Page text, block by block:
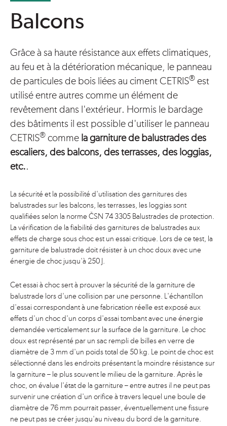
Balcons
Grâce à sa haute résistance aux effets climatiques,
au feu et à la détérioration mécanique, le panneau
de particules de bois liées au ciment CETRIS® est
utilisé entre autres comme un élément de
revêtement dans l'extérieur. Hormis le bardage
des bâtiments il est possible d'utiliser le panneau
CETRIS® comme la garniture de balustrades des
escaliers, des balcons, des terrasses, des loggias,
etc..
La sécurité et la possibilité d'utilisation des garnitures des
balustrades sur les balcons, les terrasses, les loggias sont
qualifiées selon la norme ČSN 74 3305 Balustrades de protection.
La vérification de la fiabilité des garnitures de balustrades aux
effets de charge sous choc est un essai critique. Lors de ce test, la
garniture de balustrade doit résister à un choc doux avec une
énergie de choc jusqu'à 250 J.
Cet essai à choc sert à prouver la sécurité de la garniture de
balustrade lors d'une collision par une personne. L'échantillon
d'essai correspondant à une fabrication réelle est exposé aux
effets d'un choc d'un corps d'essai tombant avec une énergie
demandée verticalement sur la surface de la garniture. Le choc
doux est représenté par un sac rempli de billes en verre de
diamètre de 3 mm d'un poids total de 50 kg. Le point de choc est
sélectionné dans les endroits présentant la moindre résistance sur
la garniture – le plus souvent le milieu de la garniture. Après le
choc, on évalue l'état de la garniture – entre autres il ne peut pas
survenir une création d'un orifice à travers lequel une boule de
diamètre de 76 mm pourrait passer, éventuellement une fissure
ne peut pas se créer jusqu'au niveau du bord de la garniture.